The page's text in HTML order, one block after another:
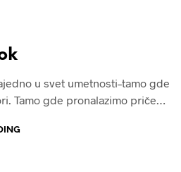
u svet umetnosti–tamo gde
Tamo gde pronalazimo priče…